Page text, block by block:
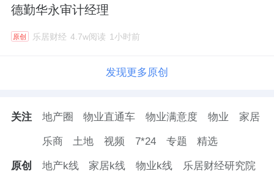
德勤华永审计经理
原创 乐居财经 4.7w阅读 1小时前
发现更多原创
关注 地产圈 物业直通车 物业满意度 物业 家居
乐商 土地 视频 7*24 专题 精选
原创 地产k线 家居k线 物业k线 乐居财经研究院